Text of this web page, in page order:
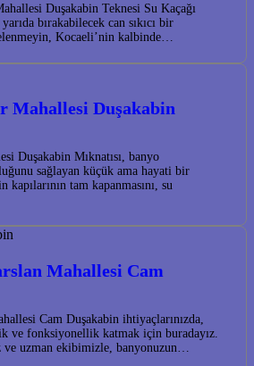
Duşakabin Teknesi Su Kaçağı
bırakabilecek can sıkıcı bir
Kocaeli’nin kalbinde…
Mahallesi Duşakabin
Duşakabin Mıknatısı, banyo
sağlayan küçük ama hayati bir
kapılarının tam kapanmasını, su
Mahallesi Cam
Cam Duşakabin ihtiyaçlarınızda,
ve fonksiyonellik katmak için buradayız.
uzman ekibimizle, banyonuzun…